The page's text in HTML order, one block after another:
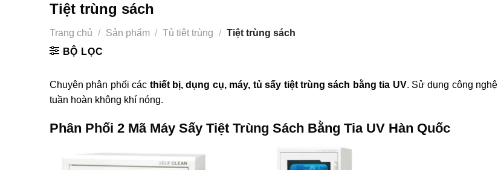
Tiệt trùng sách
Trang chủ / Sản phẩm / Tủ tiệt trùng / Tiệt trùng sách
BỘ LỌC
Chuyên phân phối các thiết bị, dụng cụ, máy, tủ sấy tiệt trùng sách bằng tia UV. Sử dụng công nghệ
tuần hoàn không khí nóng.
Phân Phối 2 Mã Máy Sấy Tiệt Trùng Sách Bằng Tia UV Hàn Quốc